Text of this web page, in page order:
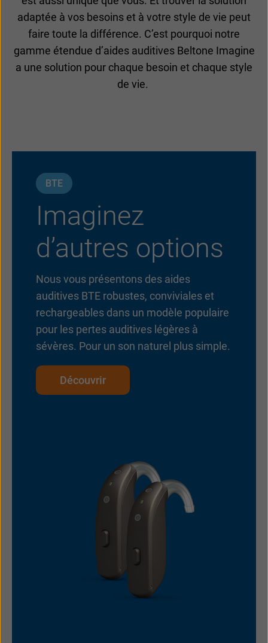
adaptée à vos besoins et à votre style de vie peut
faire toute la différence. C’est pourquoi notre
gamme étendue d’aides auditives Beltone Imagine
a une solution pour chaque besoin et chaque style
de vie.
BTE
Imaginez
d’autres options
Nous vous présentons des aides
auditives BTE robustes, conviviales et
rechargeables dans un modèle populaire
pour les pertes auditives légères à
sévères. Pour un son naturel plus simple.
Découvrir